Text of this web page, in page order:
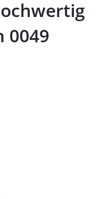
0049